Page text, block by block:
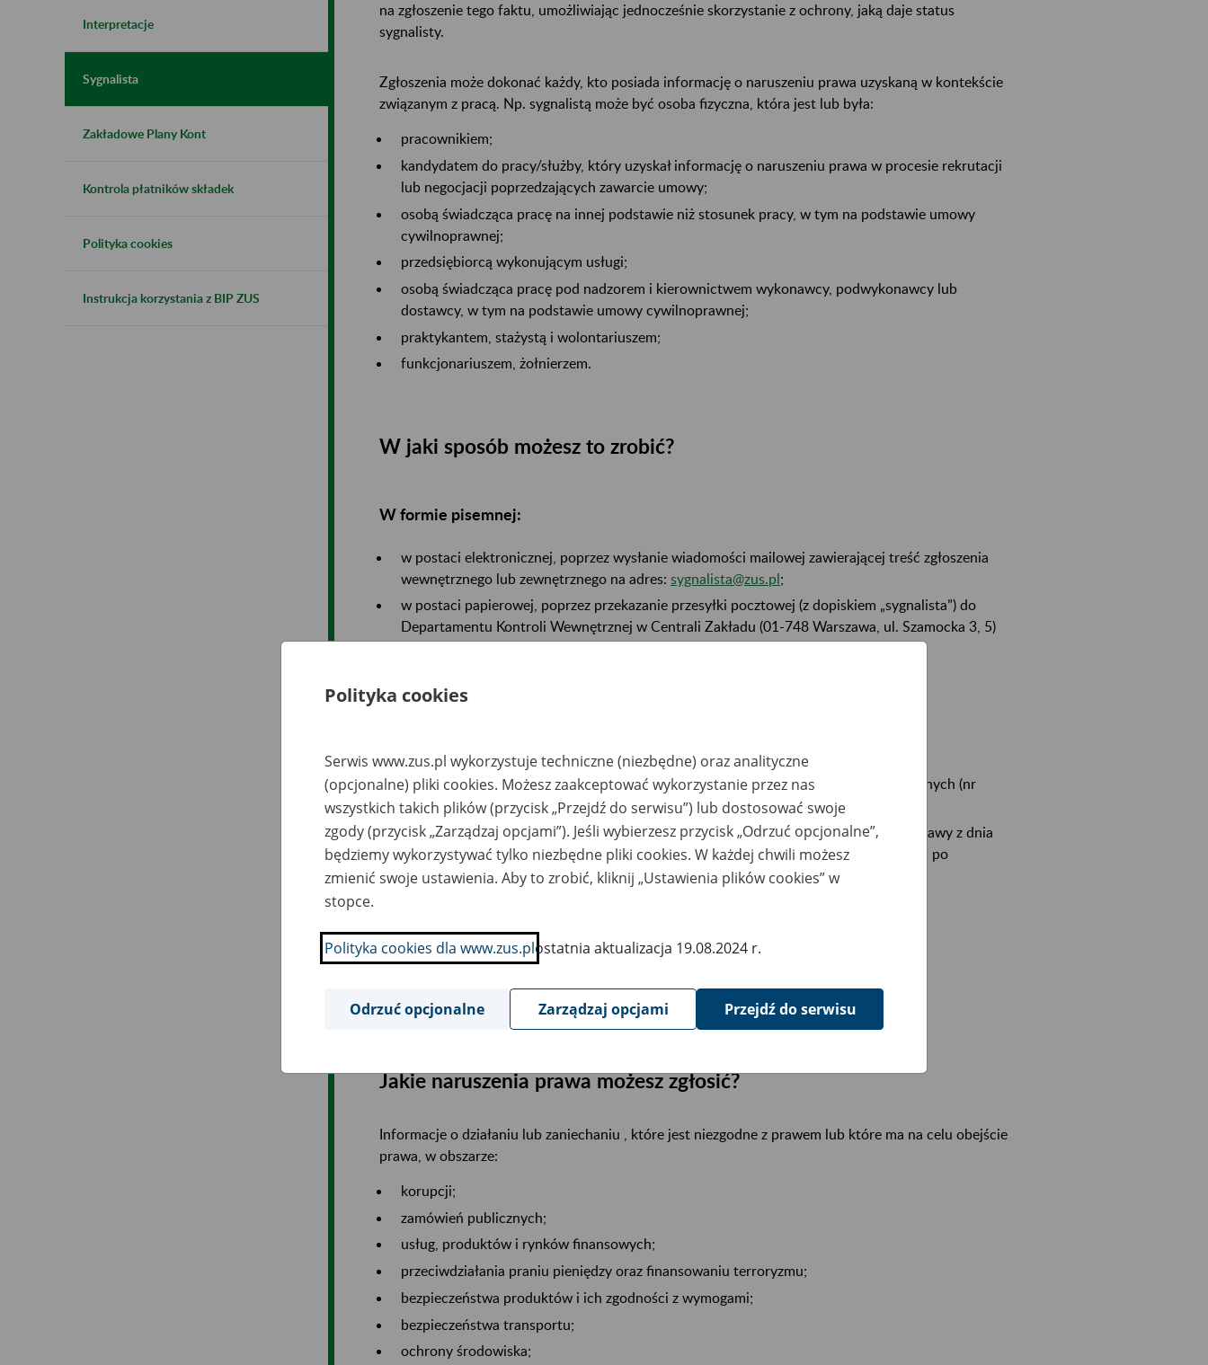
Interpretacje
Sygnalista
Zakładowe Plany Kont
Kontrola płatników składek
Polityka cookies
Instrukcja korzystania z BIP ZUS
na zgłoszenie tego faktu, umożliwiając jednocześnie skorzystanie z ochrony, jaką daje status
sygnalisty.
Zgłoszenia może dokonać każdy, kto posiada informację o naruszeniu prawa uzyskaną w kontekście
związanym z pracą. Np. sygnalistą może być osoba fizyczna, która jest lub była:
pracownikiem;
kandydatem do pracy/służby, który uzyskał informację o naruszeniu prawa w procesie rekrutacji
lub negocjacji poprzedzających zawarcie umowy;
osobą świadcząca pracę na innej podstawie niż stosunek pracy, w tym na podstawie umowy
cywilnoprawnej;
przedsiębiorcą wykonującym usługi;
osobą świadcząca pracę pod nadzorem i kierownictwem wykonawcy, podwykonawcy lub
dostawcy, w tym na podstawie umowy cywilnoprawnej;
praktykantem, stażystą i wolontariuszem;
funkcjonariuszem, żołnierzem.
W jaki sposób możesz to zrobić?
W formie pisemnej:
w postaci elektronicznej, poprzez wysłanie wiadomości mailowej zawierającej treść zgłoszenia
wewnętrznego lub zewnętrznego na adres: sygnalista@zus.pl;
w postaci papierowej, poprzez przekazanie przesyłki pocztowej (z dopiskiem „sygnalista”) do
Departamentu Kontroli Wewnętrznej w Centrali Zakładu (01-748 Warszawa, ul. Szamocka 3, 5)
telefonicznie na nr 22 667 18 81;
na bezpośrednim spotkaniu - po telefonicznym uzgodnieniu szczegółów organizacyjnych (nr
22 667 18 81);
za pośrednictwem środków komunikacji elektronicznej w rozumieniu art. 2 pkt 5 ustawy z dnia
18 lipca 2002 r. o świadczeniu usług drogą elektroniczną (Dz. U. z 2020 r. poz. 344) - po
telefonicznym uzgodnieniu szczegółów organizacyjnych (nr 22 667 18 81).
korespondencyjny lub adres poczty elektronicznej.
W trybie określonym w ustawie Zakład nie obsługuje zgłoszeń anonimowych.
Jakie naruszenia prawa możesz zgłosić?
Informacje o działaniu lub zaniechaniu , które jest niezgodne z prawem lub które ma na celu obejście
prawa, w obszarze:
korupcji;
zamówień publicznych;
usług, produktów i rynków finansowych;
przeciwdziałania praniu pieniędzy oraz finansowaniu terroryzmu;
bezpieczeństwa produktów i ich zgodności z wymogami;
bezpieczeństwa transportu;
ochrony środowiska;
Polityka cookies
Serwis www.zus.pl wykorzystuje techniczne (niezbędne) oraz analityczne
(opcjonalne) pliki cookies. Możesz zaakceptować wykorzystanie przez nas
wszystkich takich plików (przycisk „Przejdź do serwisu”) lub dostosować swoje
zgody (przycisk „Zarządzaj opcjami”). Jeśli wybierzesz przycisk „Odrzuć opcjonalne”,
będziemy wykorzystywać tylko niezbędne pliki cookies. W każdej chwili możesz
zmienić swoje ustawienia. Aby to zrobić, kliknij „Ustawienia plików cookies” w
stopce.
Polityka cookies dla www.zus.plostatnia aktualizacja 19.08.2024 r.
Odrzuć opcjonalne Zarządzaj opcjami Przejdź do serwisu